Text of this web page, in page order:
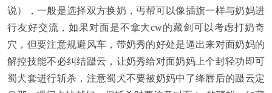
说），一般是选择双方换奶，丐帮可以像插旗一样与奶妈进
行友好交流，如果对面是不拿大cw的藏剑可以考虑打奶奇
穴，但要注意规避风车，带奶秀的好处是逼出来对面奶妈的
解控技能不必纠结蹑云，让奶秀给对面奶妈上个封轻功即可
蜀犬套进行斩杀，注意蜀犬不要被奶妈中了绛唇后的蹑云定